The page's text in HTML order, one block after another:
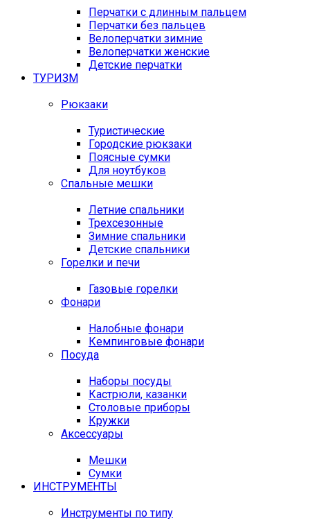
Перчатки с длинным пальцем
Перчатки без пальцев
Велоперчатки зимние
Велоперчатки женские
Детские перчатки
ТУРИЗМ
Рюкзаки
Туристические
Городские рюкзаки
Поясные сумки
Для ноутбуков
Спальные мешки
Летние спальники
Трехсезонные
Зимние спальники
Детские спальники
Горелки и печи
Газовые горелки
Фонари
Налобные фонари
Кемпинговые фонари
Посуда
Наборы посуды
Кастрюли, казанки
Столовые приборы
Кружки
Аксессуары
Мешки
Сумки
ИНСТРУМЕНТЫ
Инструменты по типу